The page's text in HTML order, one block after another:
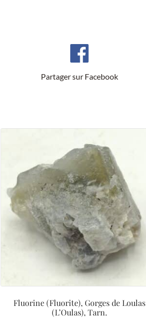
Partager sur Facebook
Fluorine (Fluorite), Gorges de Loulas
(L’Oulas), Tarn.